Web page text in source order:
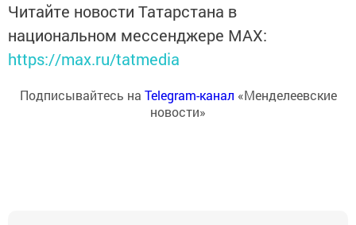
Читайте новости Татарстана в
национальном мессенджере MАХ:
https://max.ru/tatmedia
Подписывайтесь на Telegram-канал «Менделеевские
новости»